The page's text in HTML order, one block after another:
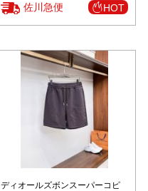
佐川急便 HOT
ディオールズボンスーパーコピ